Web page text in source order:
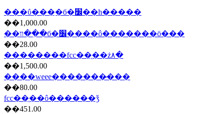
���ΰ���ִ�б�׼��һ�����
��1,000.00
��װ��ִ�б�׼����ô�������ö���
��28.00
��������fcc��֤��ż۸�
��1,500.00
����weee�������̷���
��80.00
fcc��֤��ô������ǯ
��451.00